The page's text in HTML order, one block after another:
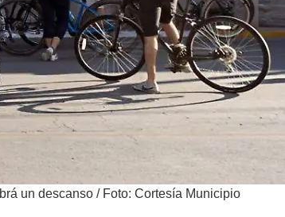
un descanso / Foto: Cortesía Municipio